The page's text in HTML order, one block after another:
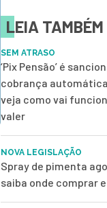
LEIA TAMBÉM
SEM ATRASO
‘Pix Pensão’ é
cobrança
veja como vai
valer
NOVA LEGISLAÇÃO
Spray de pimenta
saiba onde comprar